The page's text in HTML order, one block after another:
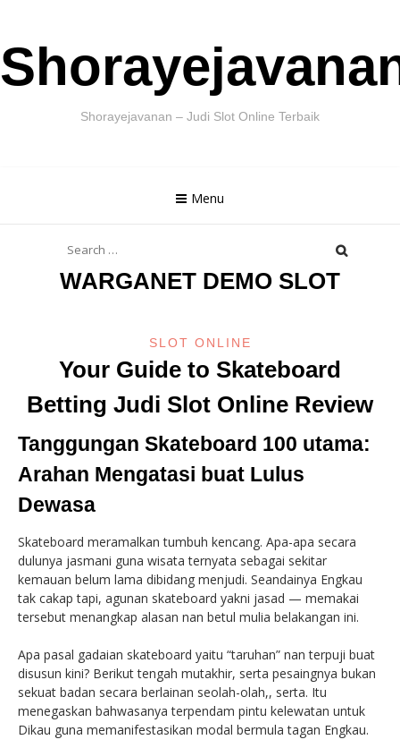
to
content
Shorayejavanan – Judi Slot Online Terbaik
Menu
for:
WARGANET DEMO SLOT
SLOT ONLINE
Your Guide to Skateboard
Betting Judi Slot Online Review
Tanggungan Skateboard 100 utama:
Arahan Mengatasi buat Lulus
Dewasa
Skateboard meramalkan tumbuh kencang. Apa-apa secara
dulunya jasmani guna wisata ternyata sebagai sekitar
kemauan belum lama dibidang menjudi. Seandainya Engkau
tak cakap tapi, agunan skateboard yakni jasad — memakai
tersebut menangkap alasan nan betul mulia belakangan ini.
Apa pasal gadaian skateboard yaitu “taruhan” nan terpuji buat
disusun kini? Berikut tengah mutakhir, serta pesaingnya bukan
sekuat badan secara berlainan seolah-olah,, serta. Itu
menegaskan bahwasanya terpendam pintu kelewatan untuk
Dikau guna memanifestasikan modal bermula tagan Engkau.